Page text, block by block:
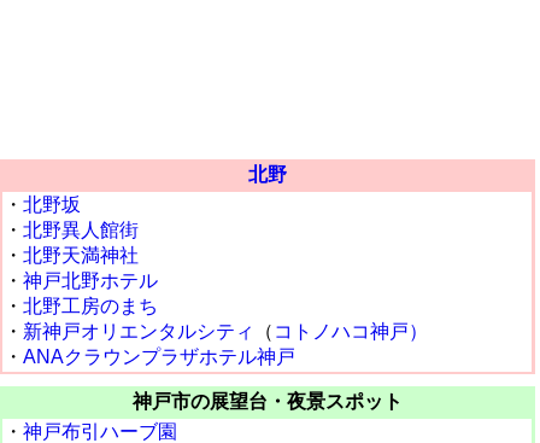
北野
・ 北野坂
・ 北野異人館街
・ 北野天満神社
・ 神戸北野ホテル
・ 北野工房のまち
・ 新神戸オリエンタルシティ （ コトノハコ神戸）
・ ANAクラウンプラザホテル神戸
神戸市の展望台・夜景スポット
・ 神戸布引ハーブ園